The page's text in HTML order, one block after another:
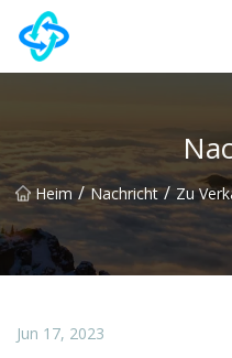
Heim / Nachricht / Zu
Jun 17, 2023